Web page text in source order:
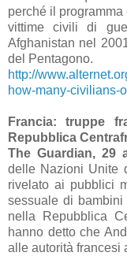
perché il
vittime civili di
Afghanistan nel
del Pentagono.
http://
how-many-civilians-
Francia: truppe
Repubblica
The Guardian, 29
delle Nazioni Unite
rivelato ai pubblici
sessuale di
nella Repubblica
hanno detto che
alle autorità francesi